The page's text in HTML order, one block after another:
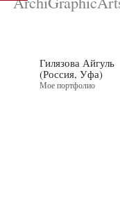
Гилязова Айгуль
(Россия, Уфа)
Мое портфолио